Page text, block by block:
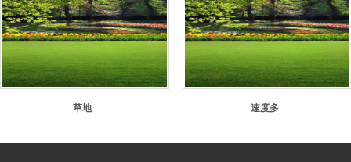
草地 速度多